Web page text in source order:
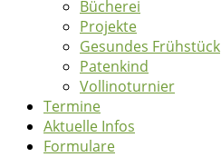
Bücherei
Projekte
Gesundes Frühstück
Patenkind
Vollinoturnier
Termine
Aktuelle Infos
Formulare